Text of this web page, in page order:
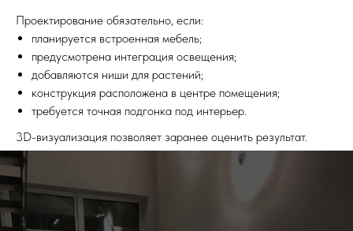
Проектирование обязательно, если:
планируется встроенная мебель;
предусмотрена интеграция освещения;
добавляются ниши для растений;
конструкция расположена в центре помещения;
требуется точная подгонка под интерьер.
3D-визуализация позволяет заранее оценить результат.